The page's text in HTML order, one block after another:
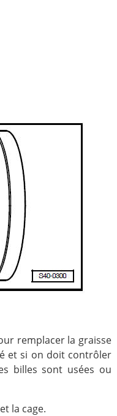
remplacer la graisse
et si on doit contrôler
billes sont usées ou
la cage.